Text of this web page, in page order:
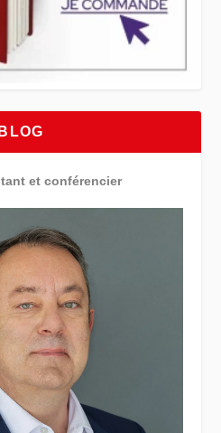
et conférencier